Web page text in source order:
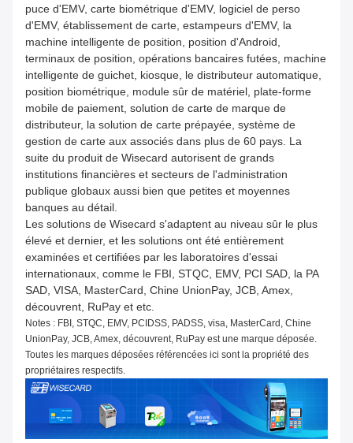
puce d'EMV, carte biométrique d'EMV, logiciel de perso
d'EMV, établissement de carte, estampeurs d'EMV, la
machine intelligente de position, position d'Android,
terminaux de position, opérations bancaires futées, machine
intelligente de guichet, kiosque, le distributeur automatique,
position biométrique, module sûr de matériel, plate-forme
mobile de paiement, solution de carte de marque de
distributeur, la solution de carte prépayée, système de
gestion de carte aux associés dans plus de 60 pays. La
suite du produit de Wisecard autorisent de grands
institutions financières et secteurs de l'administration
publique globaux aussi bien que petites et moyennes
banques au détail.
Les solutions de Wisecard s'adaptent au niveau sûr le plus
élevé et dernier, et les solutions ont été entièrement
examinées et certifiées par les laboratoires d'essai
internationaux, comme le FBI, STQC, EMV, PCI SAD, la PA
SAD, VISA, MasterCard, Chine UnionPay, JCB, Amex,
découvrent, RuPay et etc.
Notes : FBI, STQC, EMV, PCIDSS, PADSS, visa, MasterCard, Chine
UnionPay, JCB, Amex, découvrent, RuPay est une marque déposée.
Toutes les marques déposées référencées ici sont la propriété des
propriétaires respectifs.